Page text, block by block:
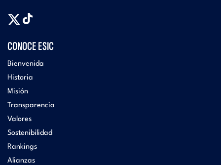
CONOCE ESIC
Bienvenida
Historia
Misión
Transparencia
Valores
Sostenibilidad
Rankings
Alianzas